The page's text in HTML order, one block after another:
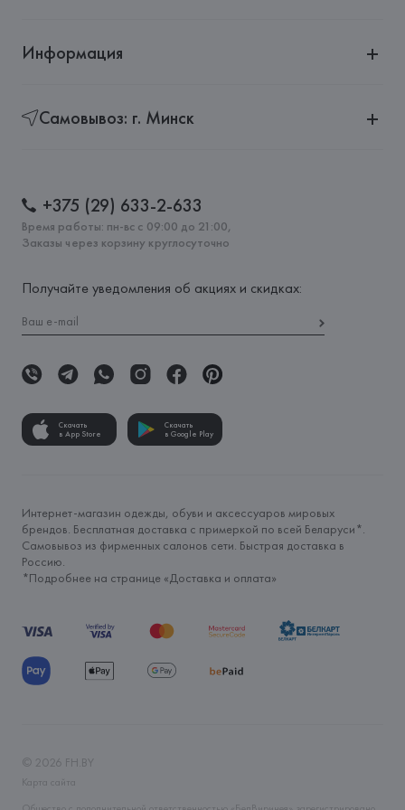
Информация
Самовывоз: г. Минск
+375 (29) 633-2-633
Время работы: пн-вс с 09:00 до 21:00,
Заказы через корзину круглосуточно
Получайте уведомления об акциях и скидках:
Скачать
в App Store
Скачать
в Google Play
Интернет-магазин одежды, обуви и аксессуаров мировых
брендов. Бесплатная доставка с примеркой по всей Беларуси*.
Самовывоз из фирменных салонов сети. Быстрая доставка в
Россию.
*Подробнее на странице «Доставка и оплата»
© 2026 FH.BY
Карта сайта